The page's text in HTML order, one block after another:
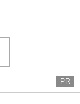
PR